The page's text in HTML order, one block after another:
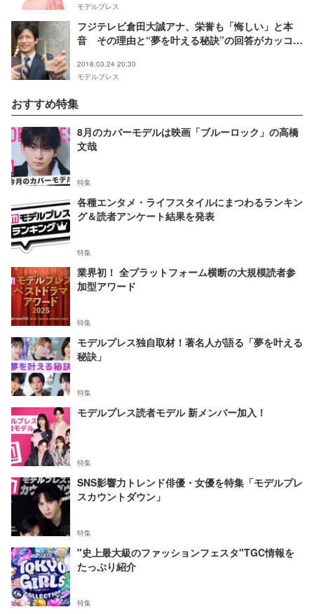
モデルプレス
フジテレビ倉田大誠アナ、栄誉も「悔しい」と本
音 その理由と“夢を叶える秘訣”の回答がカッコ良
2018.03.24 20:30
モデルプレス
おすすめ特集
8月のカバーモデルは映画「ブルーロック」の高橋
文哉
特集
各種エンタメ・ライフスタイルにまつわるランキン
グ＆読者アンケート結果を発表
特集
業界初！ 全プラットフォーム横断の大規模読者参
加型アワード
特集
モデルプレス独自取材！著名人が語る「夢を叶える
秘訣」
特集
モデルプレス読者モデル 新メンバー加入！
特集
SNS影響力トレンド俳優・女優を特集「モデルプレ
スカウントダウン」
特集
"史上最大級のファッションフェスタ"TGC情報を
たっぷり紹介
特集